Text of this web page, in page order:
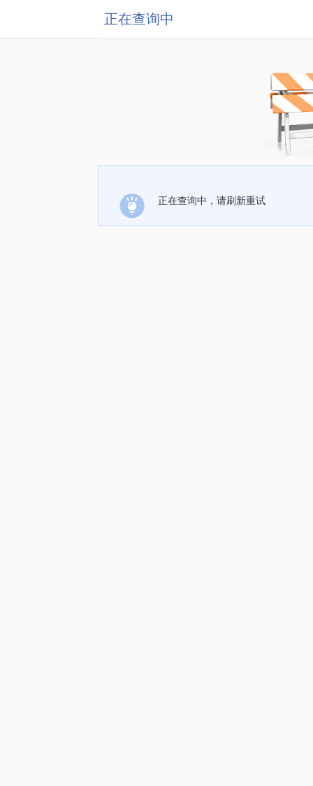
正在查询中
正在查询中，请刷新重试